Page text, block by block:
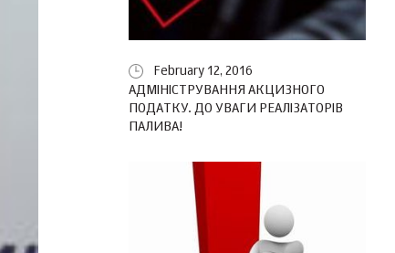
February 12, 2016
АДМІНІСТРУВАННЯ АКЦИЗНОГО
ПОДАТКУ. ДО УВАГИ РЕАЛІЗАТОРІВ
ПАЛИВА!